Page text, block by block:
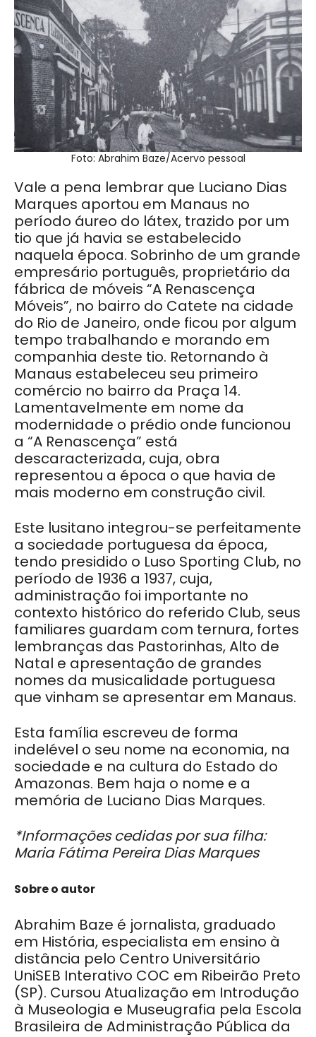
Foto: Abrahim Baze/Acervo pessoal
Vale a pena lembrar que Luciano Dias
Marques aportou em Manaus no
período áureo do látex, trazido por um
tio que já havia se estabelecido
naquela época. Sobrinho de um grande
empresário português, proprietário da
fábrica de móveis “A Renascença
Móveis”, no bairro do Catete na cidade
do Rio de Janeiro, onde ficou por algum
tempo trabalhando e morando em
companhia deste tio. Retornando à
Manaus estabeleceu seu primeiro
comércio no bairro da Praça 14.
Lamentavelmente em nome da
modernidade o prédio onde funcionou
a “A Renascença” está
descaracterizada, cuja, obra
representou a época o que havia de
mais moderno em construção civil.
Este lusitano integrou-se perfeitamente
a sociedade portuguesa da época,
tendo presidido o Luso Sporting Club, no
período de 1936 a 1937, cuja,
administração foi importante no
contexto histórico do referido Club, seus
familiares guardam com ternura, fortes
lembranças das Pastorinhas, Alto de
Natal e apresentação de grandes
nomes da musicalidade portuguesa
que vinham se apresentar em Manaus.
Esta família escreveu de forma
indelével o seu nome na economia, na
sociedade e na cultura do Estado do
Amazonas. Bem haja o nome e a
memória de Luciano Dias Marques.
*Informações cedidas por sua filha:
Maria Fátima Pereira Dias Marques
Sobre o autor
Abrahim Baze é jornalista, graduado
em História, especialista em ensino à
distância pelo Centro Universitário
UniSEB Interativo COC em Ribeirão Preto
(SP). Cursou Atualização em Introdução
à Museologia e Museugrafia pela Escola
Brasileira de Administração Pública da